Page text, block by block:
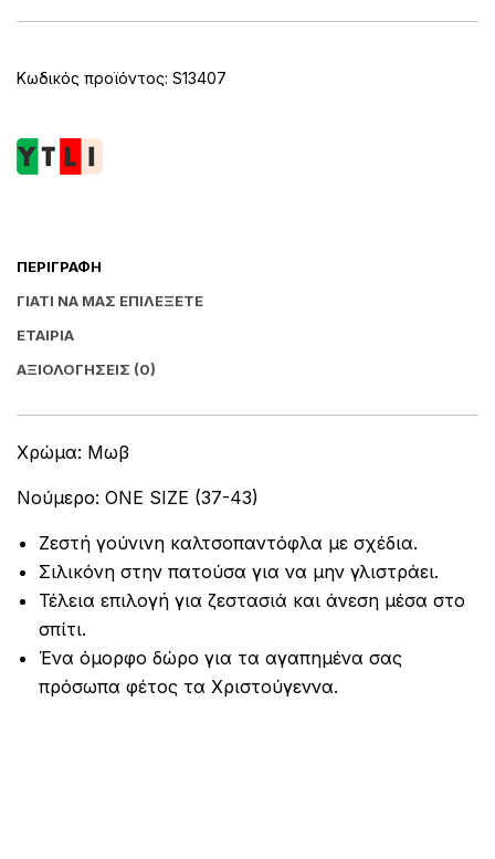
Κωδικός προϊόντος: S13407
ΠΕΡΙΓΡΑΦΉ
ΓΙΑΤΊ ΝΑ ΜΑΣ ΕΠΙΛΈΞΕΤΕ
ΕΤΑΙΡΊΑ
ΑΞΙΟΛΟΓΉΣΕΙΣ (0)
Χρώμα: Μωβ
Νούμερο: ONE SIZE (37-43)
Ζεστή γούνινη καλτσοπαντόφλα με σχέδια.
Σιλικόνη στην πατούσα για να μην γλιστράει.
Τέλεια επιλογή για ζεστασιά και άνεση μέσα στο
σπίτι.
Ένα όμορφο δώρο για τα αγαπημένα σας
πρόσωπα φέτος τα Χριστούγεννα.